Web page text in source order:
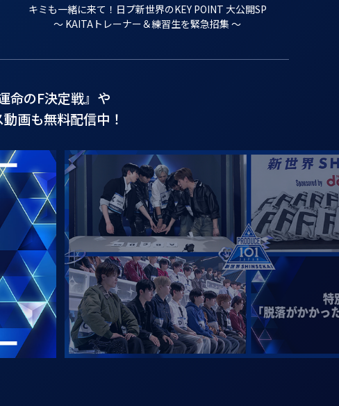
キミも一緒に来て！日プ新世界のKEY POINT 大公開SP
～ KAITAトレーナー＆練習生を緊急招集 ～
命のF決定戦』や
画も無料配信中！